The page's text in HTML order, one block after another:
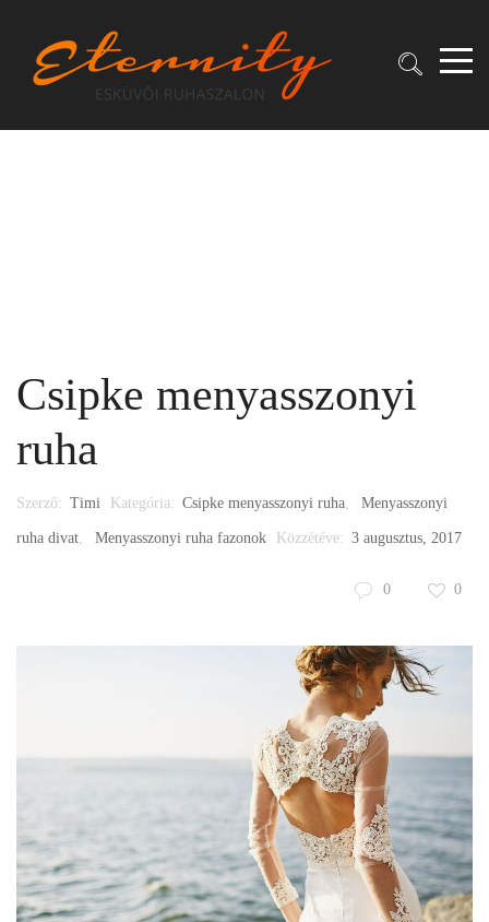
Csipke menyasszonyi
ruha
Szerző: Timi Kategória: Csipke menyasszonyi ruha, Menyasszonyi
ruha divat, Menyasszonyi ruha fazonok Közzétéve: 3 augusztus, 2017
0 0